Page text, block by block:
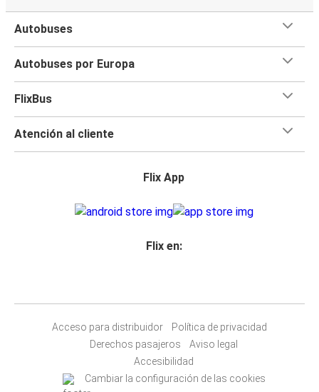
Autobuses
Autobuses por Europa
FlixBus
Atención al cliente
Flix App
Flix en:
Acceso para distribuidor
Política de privacidad
Derechos pasajeros
Aviso legal
Accesibilidad
Cambiar la configuración de las cookies